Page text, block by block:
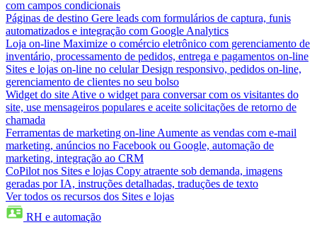
com campos condicionais
Páginas de destino Gere leads com formulários de captura, funis
automatizados e integração com Google Analytics
Loja on-line Maximize o comércio eletrônico com gerenciamento de
inventário, processamento de pedidos, entrega e pagamentos on-line
Sites e lojas on-line no celular Design responsivo, pedidos on-line,
gerenciamento de clientes no seu bolso
Widget do site Ative o widget para conversar com os visitantes do
site, use mensageiros populares e aceite solicitações de retorno de
chamada
Ferramentas de marketing on-line Aumente as vendas com e-mail
marketing, anúncios no Facebook ou Google, automação de
marketing, integração ao CRM
CoPilot nos Sites e lojas Copy atraente sob demanda, imagens
geradas por IA, instruções detalhadas, traduções de texto
Ver todos os recursos dos Sites e lojas
RH e automação